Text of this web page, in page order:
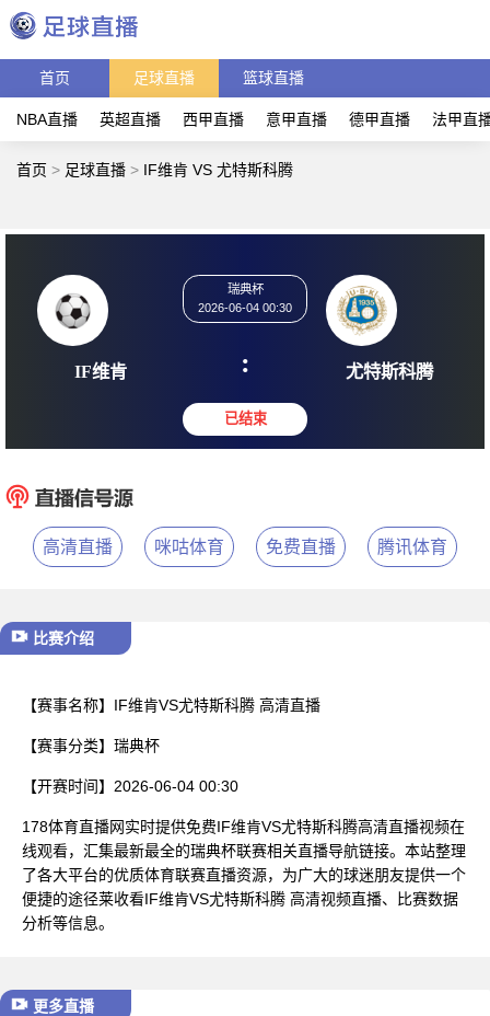
首页 足球直播 篮球直播
NBA直播 英超直播 西甲直播 意甲直播 德甲直播 法甲直
首页 > 足球直播 > IF维肯 VS 尤特斯科腾
IF维肯
2026-06-04 00:30
: 尤特
高清直播 咪咕体育 免费直播 腾讯体育
比赛介绍
【赛事名称】 IF维肯VS尤特斯科腾 高清直播
【赛事分类】 瑞典杯
【开赛时间】 2026-06-04 00:30
178体育直播网实时提供免费IF维肯VS尤特斯科腾高清直播视频在
线观看，汇集最新最全的瑞典杯联赛相关直播导航链接。本站整理
了各大平台的优质体育联赛直播资源，为广大的球迷朋友提供一个
便捷的途径莱收看IF维肯VS尤特斯科腾 高清视频直播、比赛数据
分析等信息。
更多直播